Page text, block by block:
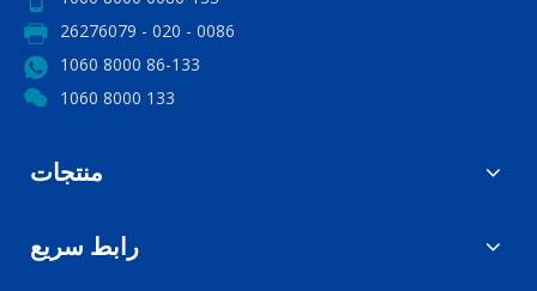
0086 - 020 - 26276079
86-133 8000 1060
133 8000 1060
منتجات
رابط سريع